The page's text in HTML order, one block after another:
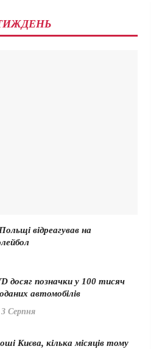
відреагував на
досяг позначки у 100 тисяч
автомобілів
3 Серпня
Києва, кілька місяців тому